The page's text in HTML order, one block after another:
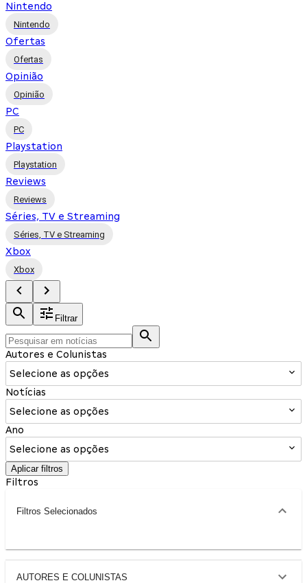
Nintendo
Nintendo
Ofertas
Ofertas
Opinião
Opinião
PC
PC
Playstation
Playstation
Reviews
Reviews
Séries, TV e Streaming
Séries, TV e Streaming
Xbox
Xbox
Filtrar
Autores e Colunistas
Selecione as opções
Notícias
Selecione as opções
Ano
Selecione as opções
Aplicar filtros
Filtros
Filtros Selecionados
AUTORES E COLUNISTAS